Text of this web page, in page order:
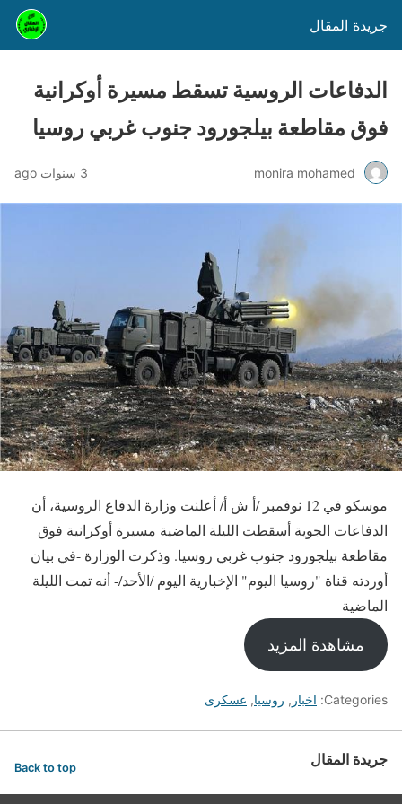
جريدة المقال
الدفاعات الروسية تسقط مسيرة أوكرانية
فوق مقاطعة بيلجورود جنوب غربي روسيا
monira mohamed 3 سنوات ago
موسكو في 12 نوفمبر /أ ش أ/ أعلنت وزارة الدفاع الروسية، أن
الدفاعات الجوية أسقطت الليلة الماضية مسيرة أوكرانية فوق
مقاطعة بيلجورود جنوب غربي روسيا. وذكرت الوزارة -في بيان
أوردته قناة "روسيا اليوم" الإخبارية اليوم /الأحد/- أنه تمت الليلة
الماضية
مشاهدة المزيد
Categories: اخبار , روسيا, عسكرى
جريدة المقال Back to top